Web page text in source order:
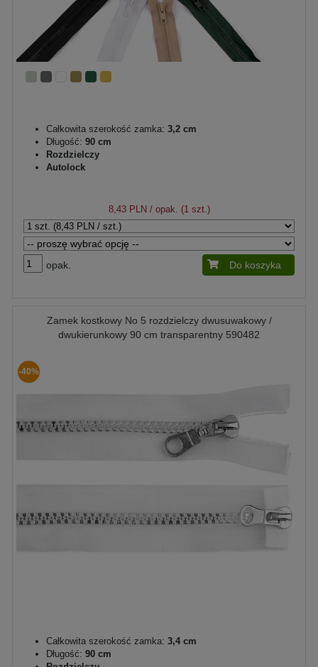
Całkowita szerokość zamka: 3,2 cm
Długość: 90 cm
Rozdzielczy
Autolock
8,43 PLN / opak. (1 szt.)
opak. Do koszyka
Zamek kostkowy No 5 rozdzielczy dwusuwakowy /
dwukierunkowy 90 cm transparentny 590482
-40%
Całkowita szerokość zamka: 3,4 cm
Długość: 90 cm